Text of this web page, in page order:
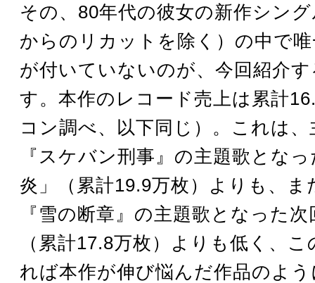
その、80年代の彼女の新作シン
からのリカットを除く）の中で
が付いていないのが、今回紹介
す。本作のレコード売上は累計
コン調べ、以下同じ）。これは
『スケバン刑事』の主題歌とな
炎」（累計19.9万枚）よりも、ま
『雪の断章』の主題歌となった
（累計17.8万枚）よりも低く、
れば本作が伸び悩んだ作品のよ